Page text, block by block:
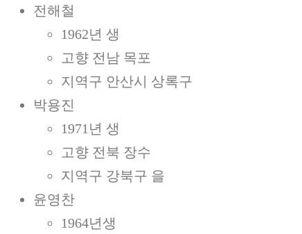
전해철
1962년 생
고향 전남 목포
지역구 안산시 상록구
박용진
1971년 생
고향 전북 장수
지역구 강북구 을
윤영찬
1964년생